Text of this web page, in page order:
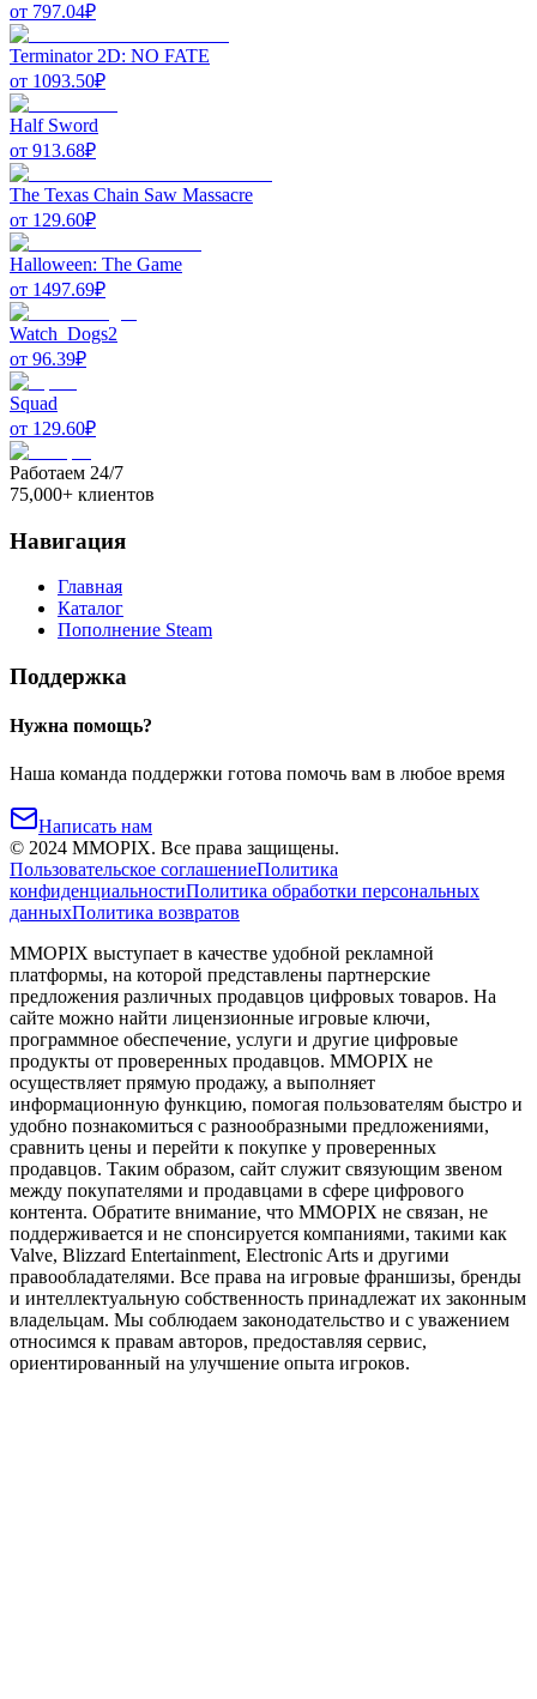
от 797.04₽
Terminator 2D: NO FATE
от 1093.50₽
Half Sword
от 913.68₽
The Texas Chain Saw Massacre
от 129.60₽
Halloween: The Game
от 1497.69₽
Watch_Dogs2
от 96.39₽
Squad
от 129.60₽
Работаем 24/7
75,000+ клиентов
Навигация
Главная
Каталог
Пополнение Steam
Поддержка
Нужна помощь?
Наша команда поддержки готова помочь вам в любое время
Написать нам
© 2024 MMOPIX. Все права защищены.
Пользовательское соглашениеПолитика
конфиденциальностиПолитика обработки персональных
данныхПолитика возвратов
MMOPIX выступает в качестве удобной рекламной
платформы, на которой представлены партнерские
предложения различных продавцов цифровых товаров. На
сайте можно найти лицензионные игровые ключи,
программное обеспечение, услуги и другие цифровые
продукты от проверенных продавцов. MMOPIX не
осуществляет прямую продажу, а выполняет
информационную функцию, помогая пользователям быстро и
удобно познакомиться с разнообразными предложениями,
сравнить цены и перейти к покупке у проверенных
продавцов. Таким образом, сайт служит связующим звеном
между покупателями и продавцами в сфере цифрового
контента. Обратите внимание, что MMOPIX не связан, не
поддерживается и не спонсируется компаниями, такими как
Valve, Blizzard Entertainment, Electronic Arts и другими
правообладателями. Все права на игровые франшизы, бренды
и интеллектуальную собственность принадлежат их законным
владельцам. Мы соблюдаем законодательство и с уважением
относимся к правам авторов, предоставляя сервис,
ориентированный на улучшение опыта игроков.